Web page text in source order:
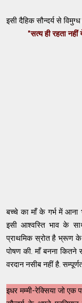
इसी दैहिक सौन्दर्य से विमुग्ध
"सत्य ही रहता नहीं
बच्चे का माँ के गर्भ में आना
इसी आश्वस्ति भाव के
प्राथमिक स्रोत है भ्रूण के
पोषण की.माँ बनना कितने
वरदान नसीब नहीं है.
इधर मम्मी-रेक्सिया जो एक